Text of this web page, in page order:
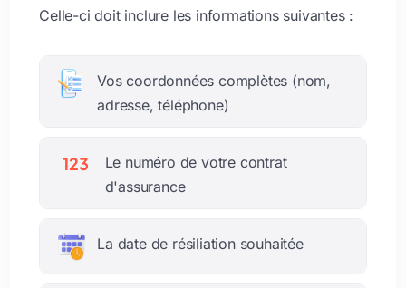
Celle-ci doit inclure les informations suivantes :
Vos coordonnées complètes (nom,
adresse, téléphone)
123
Le numéro de votre contrat
d'assurance
La date de résiliation souhaitée